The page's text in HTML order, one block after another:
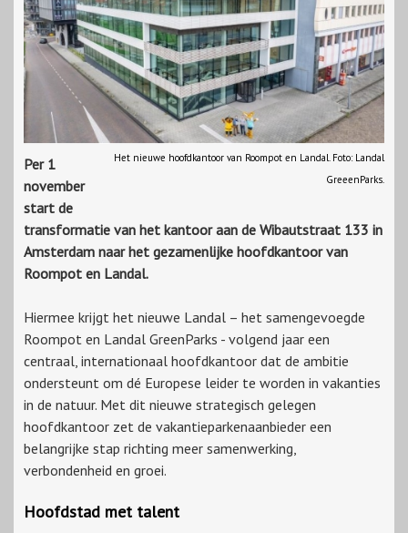
Het nieuwe hoofdkantoor van Roompot en Landal. Foto: Landal
GreeenParks.
Per 1
november
start de
transformatie van het kantoor aan de Wibautstraat 133 in
Amsterdam naar het gezamenlijke hoofdkantoor van
Roompot en Landal.
Hiermee krijgt het nieuwe Landal – het samengevoegde
Roompot en Landal GreenParks - volgend jaar een
centraal, internationaal hoofdkantoor dat de ambitie
ondersteunt om dé Europese leider te worden in vakanties
in de natuur. Met dit nieuwe strategisch gelegen
hoofdkantoor zet de vakantieparkenaanbieder een
belangrijke stap richting meer samenwerking,
verbondenheid en groei.
Hoofdstad met talent